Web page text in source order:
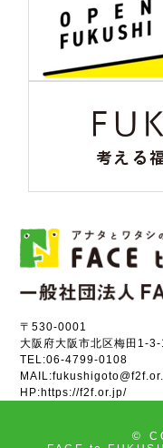
〒530-0001
大阪府大阪市北区梅田1-
TEL:06-4799-0108
MAIL:
HP:https://f2f.or.jp/
©